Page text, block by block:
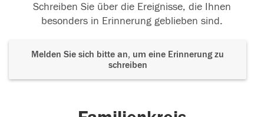
Schreiben Sie über die Ereignisse, die Ihnen
besonders in Erinnerung geblieben sind.
Melden Sie sich bitte an, um eine Erinnerung zu
schreiben